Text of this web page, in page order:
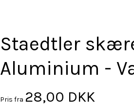
Staedtler
Aluminium -
Pris fra 28,00 DKK